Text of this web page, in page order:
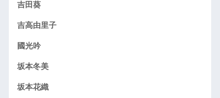
吉田葵
吉高由里子
國光吟
坂本冬美
坂本花織